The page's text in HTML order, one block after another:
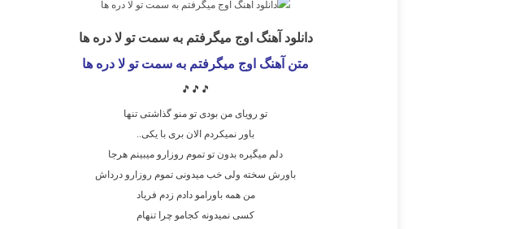
دانلود آهنگ اوج میگرفتم به سمت تو لا دره ها
متن آهنگ اوج میگرفتم به سمت تو لا دره ها
🎵🎵🎵
تو رویای من بودی تو منو گذاشتی تنها
باور نمیکردم الان بری با یکی..
دلم میگیره بدون تو تموم روزارو میبینم هرجا
باورش سخته ولی خب میدونی تموم روزارو درداش
من همه باورامو دادم زدم فریاد
کسی نمیدونه کجامو چرا تنهام